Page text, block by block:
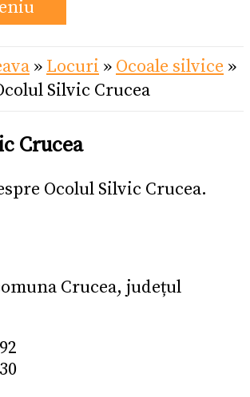
» Locuri » Ocoale silvice »
Silvic Crucea
Crucea
Ocolul Silvic Crucea.
Crucea, județul